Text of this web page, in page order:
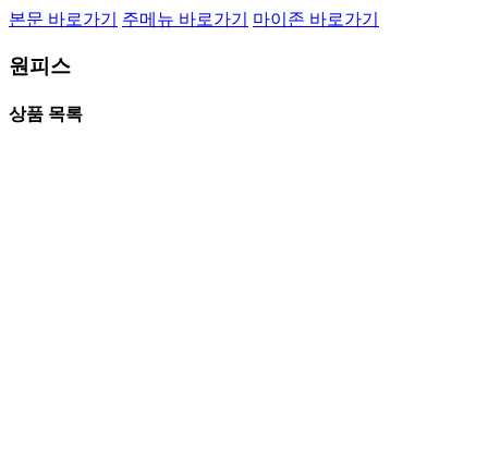
본문 바로가기 주메뉴 바로가기 마이존 바로가기
원피스
상품 목록